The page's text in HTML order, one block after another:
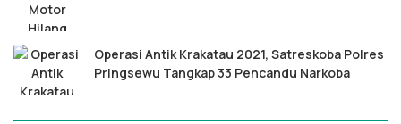
Operasi Antik Krakatau 2021, Satreskoba Polres
Pringsewu Tangkap 33 Pencandu Narkoba